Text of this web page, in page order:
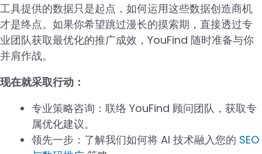
工具提供的数据只是起点，如何运用这些数据创造商机
才是终点。如果你希望跳过漫长的摸索期，直接透过专
业团队获取最优化的推广成效，YouFind 随时准备与你
并肩作战。
现在就采取行动：
专业策略咨询：联络 YouFind 顾问团队，获取专
属优化建议。
领先一步：了解我们如何将 AI 技术融入您的 SEO